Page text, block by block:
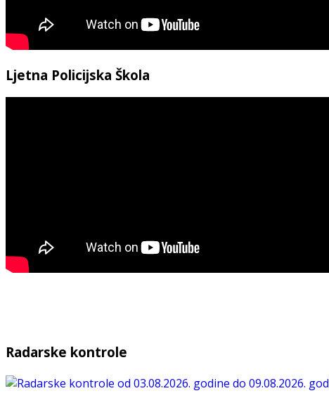
Ljetna Policijska Škola
Radarske kontrole